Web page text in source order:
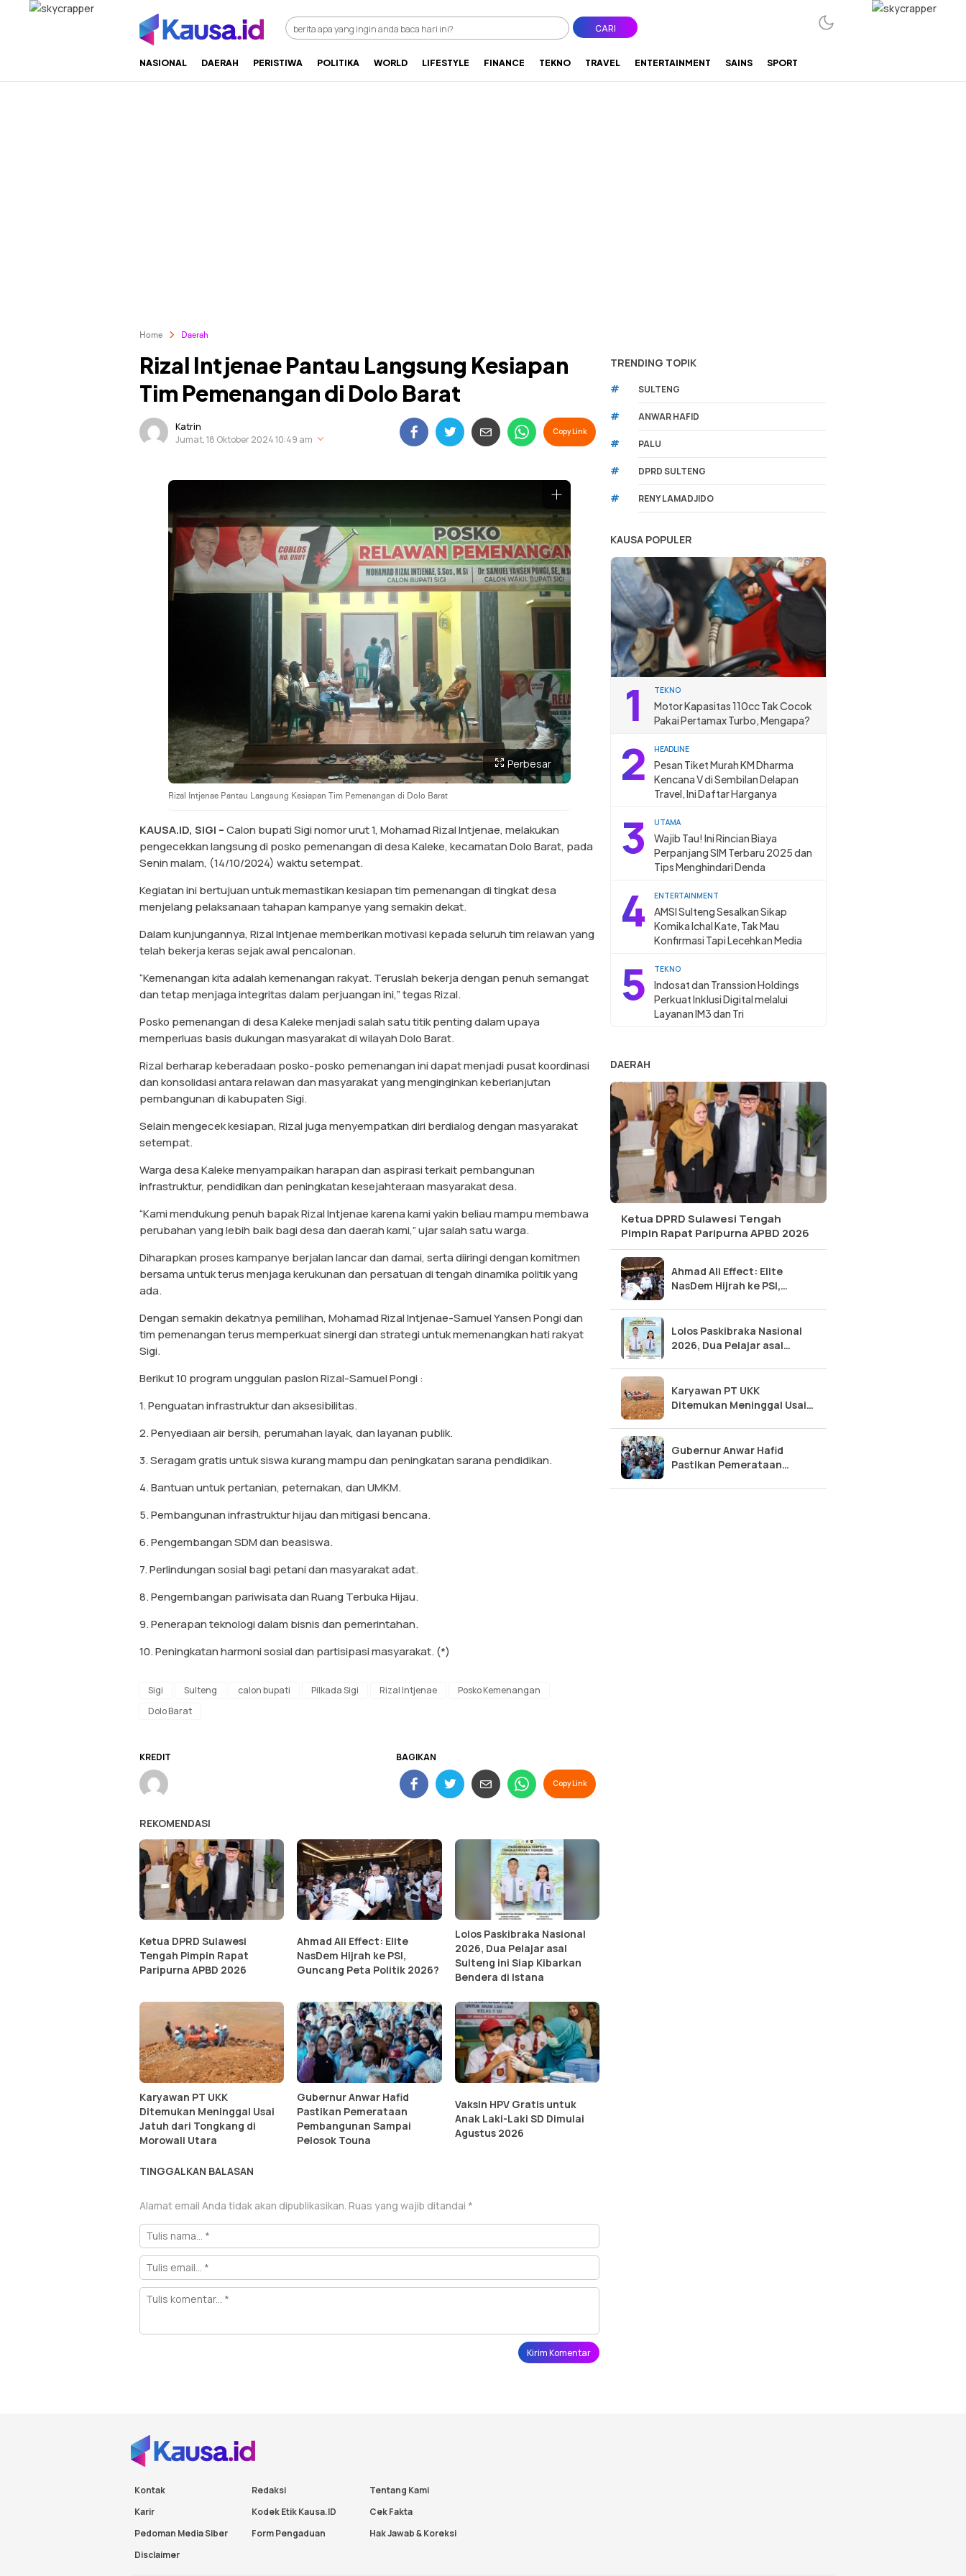
kausa
menuntaskan makna berita CARI
NASIONAL DAERAH PERISTIWA POLITIKA WORLD LIFESTYLE FINANCE TEKNO TRAVEL ENTERTAINMENT SAINS SPORT
Home Daerah
Rizal Intjenae Pantau Langsung Kesiapan
Tim Pemenangan di Dolo Barat
Katrin
Jumat, 18 Oktober 2024 10:49 am
Copy Link
Perbesar
Rizal Intjenae Pantau Langsung Kesiapan Tim Pemenangan di Dolo Barat
KAUSA.ID, SIGI –Calon bupati Sigi nomor urut 1, Mohamad Rizal Intjenae, melakukan
pengecekkan langsung di posko pemenangan di desa Kaleke, kecamatan Dolo Barat, pada
Senin malam, (14/10/2024) waktu setempat.
Kegiatan ini bertujuan untuk memastikan kesiapan tim pemenangan di tingkat desa
menjelang pelaksanaan tahapan kampanye yang semakin dekat.
Dalam kunjungannya, Rizal Intjenae memberikan motivasi kepada seluruh tim relawan yang
telah bekerja keras sejak awal pencalonan.
“Kemenangan kita adalah kemenangan rakyat. Teruslah bekerja dengan penuh semangat
dan tetap menjaga integritas dalam perjuangan ini,” tegas Rizal.
Posko pemenangan di desa Kaleke menjadi salah satu titik penting dalam upaya
memperluas basis dukungan masyarakat di wilayah Dolo Barat.
Rizal berharap keberadaan posko-posko pemenangan ini dapat menjadi pusat koordinasi
dan konsolidasi antara relawan dan masyarakat yang menginginkan keberlanjutan
pembangunan di kabupaten Sigi.
Selain mengecek kesiapan, Rizal juga menyempatkan diri berdialog dengan masyarakat
setempat.
Warga desa Kaleke menyampaikan harapan dan aspirasi terkait pembangunan
infrastruktur, pendidikan dan peningkatan kesejahteraan masyarakat desa.
“Kami mendukung penuh bapak Rizal Intjenae karena kami yakin beliau mampu membawa
perubahan yang lebih baik bagi desa dan daerah kami,” ujar salah satu warga.
Diharapkan proses kampanye berjalan lancar dan damai, serta diiringi dengan komitmen
bersama untuk terus menjaga kerukunan dan persatuan di tengah dinamika politik yang
ada.
Dengan semakin dekatnya pemilihan, Mohamad Rizal Intjenae-Samuel Yansen Pongi dan
tim pemenangan terus memperkuat sinergi dan strategi untuk memenangkan hati rakyat
Sigi.
Berikut 10 program unggulan paslon Rizal-Samuel Pongi :
1. Penguatan infrastruktur dan aksesibilitas.
2. Penyediaan air bersih, perumahan layak, dan layanan publik.
3. Seragam gratis untuk siswa kurang mampu dan peningkatan sarana pendidikan.
4. Bantuan untuk pertanian, peternakan, dan UMKM.
5. Pembangunan infrastruktur hijau dan mitigasi bencana.
6. Pengembangan SDM dan beasiswa.
7. Perlindungan sosial bagi petani dan masyarakat adat.
8. Pengembangan pariwisata dan Ruang Terbuka Hijau.
9. Penerapan teknologi dalam bisnis dan pemerintahan.
10. Peningkatan harmoni sosial dan partisipasi masyarakat. (*)
Sigi Sulteng calon bupati Pilkada Sigi Rizal Intjenae
Posko Kemenangan
Dolo Barat
KREDIT BAGIKAN
Copy Link
REKOMENDASI
Ketua DPRD Sulawesi
Tengah Pimpin Rapat
Paripurna APBD 2026
Ahmad Ali Effect: Elite
NasDem Hijrah ke PSI,
Guncang Peta Politik 2026?
Lolos Paskibraka Nasional
2026, Dua Pelajar asal
Sulteng ini Siap Kibarkan
Bendera di Istana
Karyawan PT UKK
Ditemukan Meninggal Usai
Jatuh dari Tongkang di
Morowali Utara
Gubernur Anwar Hafid
Pastikan Pemerataan
Pembangunan Sampai
Pelosok Touna
Vaksin HPV Gratis untuk
Anak Laki-Laki SD Dimulai
Agustus 2026
TINGGALKAN BALASAN
Alamat email Anda tidak akan dipublikasikan. Ruas yang wajib ditandai *
TRENDING TOPIK
#
SULTENG
# ANWAR HAFID
# PALU
# DPRD SULTENG
# RENY LAMADJIDO
KAUSA POPULER
1 TEKNO
Motor Kapasitas 110cc Tak Cocok
Pakai Pertamax Turbo, Mengapa?
2 HEADLINE
Pesan Tiket Murah KM Dharma
Kencana V di Sembilan Delapan
Travel, Ini Daftar Harganya
3 UTAMA
Wajib Tau! Ini Rincian Biaya
Perpanjang SIM Terbaru 2025 dan
Tips Menghindari Denda
4 ENTERTAINMENT
AMSI Sulteng Sesalkan Sikap
Komika Ichal Kate, Tak Mau
Konfirmasi Tapi Lecehkan Media
5 TEKNO
Indosat dan Transsion Holdings
Perkuat Inklusi Digital melalui
Layanan IM3 dan Tri
DAERAH
Ketua DPRD Sulawesi Tengah
Pimpin Rapat Paripurna APBD 2026
Ahmad Ali Effect: Elite
NasDem Hijrah ke PSI,
Lolos Paskibraka Nasional
2026, Dua Pelajar asal
Karyawan PT UKK
Ditemukan Meninggal Usai
Gubernur Anwar Hafid
Pastikan Pemerataan
Kontak Redaksi
Tentang Kami
Karir
Kodek Etik Kausa.ID
Cek Fakta
Pedoman Media Siber
Form Pengaduan
Hak Jawab & Koreksi
Disclaimer